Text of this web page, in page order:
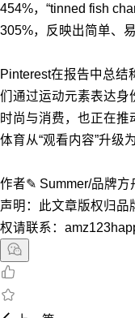
454%，“tinned fish
305%，反映出简单、
Pinterest在报告中总结
们通过运动元素表达身
时尚与消费，也正在
体育从“观看内容”升级
作者✎ Summer/品牌方
声明：此文章版权归品
权请联系：